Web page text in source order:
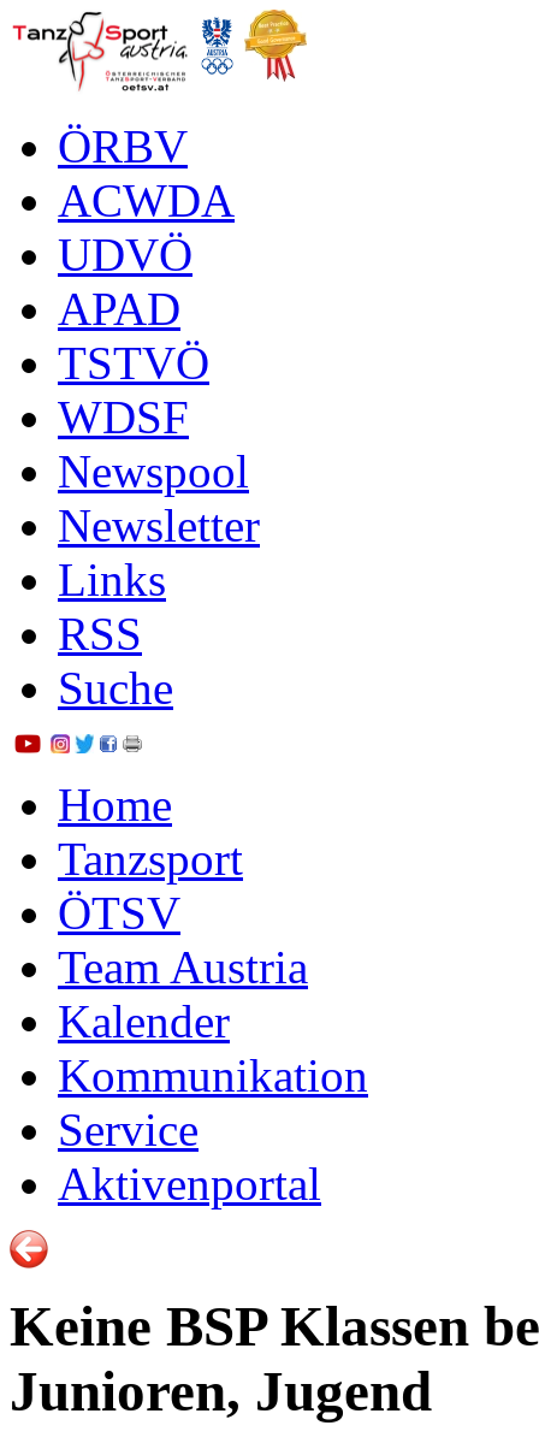
ÖRBV
ACWDA
UDVÖ
APAD
TSTVÖ
WDSF
Newspool
Newsletter
Links
RSS
Suche
Home
Tanzsport
ÖTSV
Team Austria
Kalender
Kommunikation
Service
Aktivenportal
Keine BSP Klassen
Junioren, Jugend